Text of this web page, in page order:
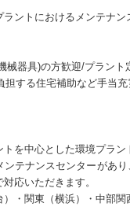
ラントにおけるメンテナ
械器具)の方歓迎/プラン
担する住宅補助など手当
トを中心とした環境プラ
ンテナンスセンターがあ
応いただきます。
・関東（横浜）・中部